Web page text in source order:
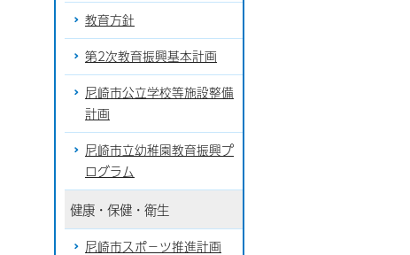
教育方針
第2次教育振興基本計画
尼崎市公立学校等施設整備
計画
尼崎市立幼稚園教育振興プ
ログラム
健康・保健・衛生
尼崎市スポ－ツ推進計画